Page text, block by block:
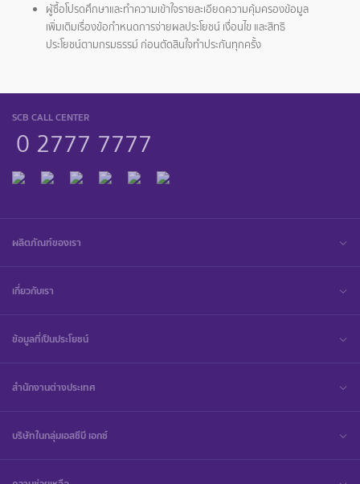
ผู้ซื้อโปรดศึกษาและทำความเข้าใจรายละเอียดความคุ้มครองข้อมูล
เพิ่มเติมเรื่องข้อกำหนดการจ่ายผลประโยชน์ เงื่อนไข และสิทธิ
ประโยชน์ตามกรมธรรม์ ก่อนตัดสินใจทำประกันทุกครั้ง
SCB CALL CENTER
0 2777 7777
ผลิตภัณฑ์ของเรา
เกี่ยวกับเรา
ข้อมูลที่เป็นประโยชน์
สำนักงานต่างประเทศ
บริษัทในกลุ่มเอสซีบี เอกซ์